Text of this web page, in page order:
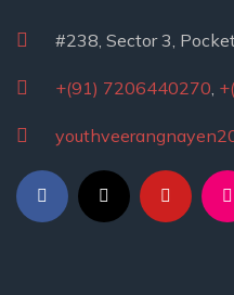
#238, Sector 3,
+(91) 7206440270